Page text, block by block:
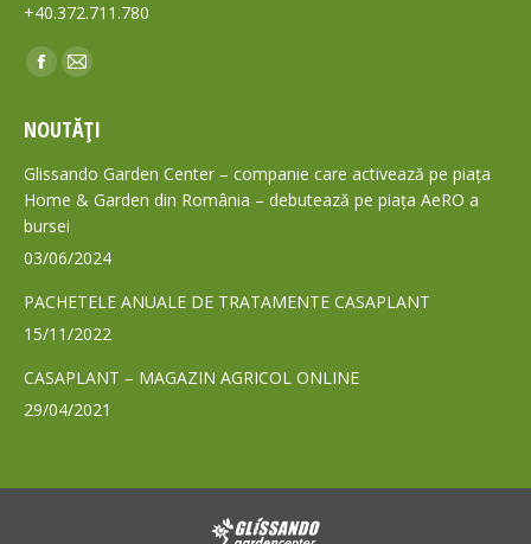
+40.372.711.780
Find us on:
Facebook
opens
in
new
window
Mail
opens
in
new
NOUTĂȚI
Glissando Garden Center – companie care activează pe piața
Home & Garden din România – debutează pe piața AeRO a
bursei
03/06/2024
PACHETELE ANUALE DE TRATAMENTE CASAPLANT
15/11/2022
CASAPLANT – MAGAZIN AGRICOL ONLINE
29/04/2021